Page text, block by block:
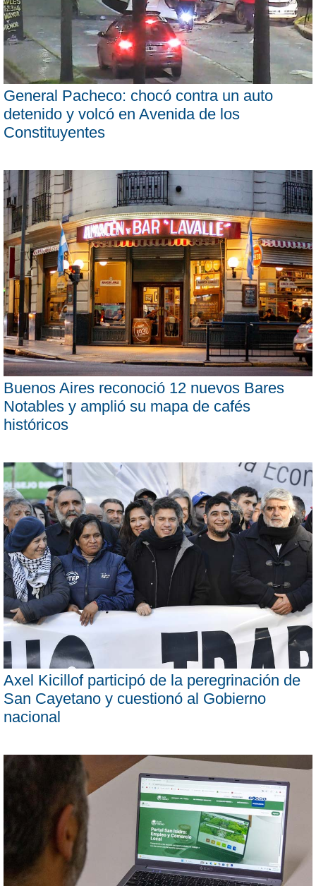
General Pacheco: chocó contra un auto
detenido y volcó en Avenida de los
Constituyentes
Buenos Aires reconoció 12 nuevos Bares
Notables y amplió su mapa de cafés
históricos
Axel Kicillof participó de la peregrinación de
San Cayetano y cuestionó al Gobierno
nacional